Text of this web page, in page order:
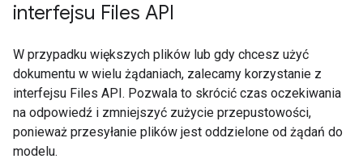
interfejsu Files API
W przypadku większych plików lub gdy chcesz użyć
dokumentu w wielu żądaniach, zalecamy korzystanie z
interfejsu Files API. Pozwala to skrócić czas oczekiwania
na odpowiedź i zmniejszyć zużycie przepustowości,
ponieważ przesyłanie plików jest oddzielone od żądań do
modelu.